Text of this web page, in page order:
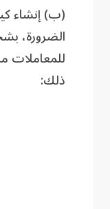
(ب) إنشاء
الضرورة،
للمعاملات
ذلك: